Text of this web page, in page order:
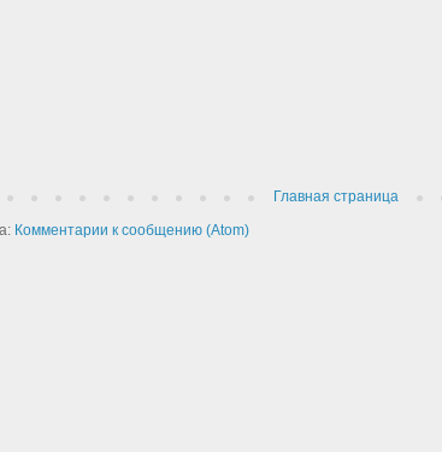
Главная страница
Комментарии к сообщению (Atom)